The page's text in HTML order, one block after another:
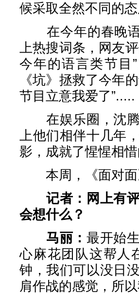
候采取全然不同的
在今年的春晚语
上热搜词条，网友
今年的语言类节目
《坑》拯救了今年
节目立意我爱了”.....
在娱乐圈，沈腾
上他们相伴十几年
影，成就了惺惺相惜
本周，《面对面
记者：网上有
会想什么？
马丽： 最开始
心麻花团队这帮人
钟，我们可以没日
肩作战的感觉，所